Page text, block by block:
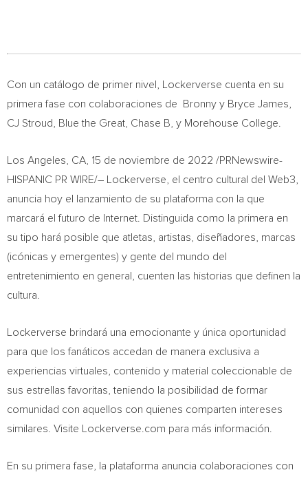
Con un catálogo de primer nivel, Lockerverse cuenta en su
primera fase con colaboraciones de Bronny y Bryce James
CJ Stroud, Blue the Great, Chase B, y Morehouse College
Los Angeles, CA 15 de noviembre de 2022 /PRNewswire-
HISPANIC PR WIRE/– Lockerverse, el centro cultural del Web3,
anuncia hoy el lanzamiento de su plataforma con la que
marcará el futuro de Internet. Distinguida como la primera en
su tipo hará posible que atletas, artistas, diseñadores, marcas
(icónicas y emergentes) y gente del mundo del
entretenimiento en general, cuenten las historias que definen la
cultura.
Lockerverse brindará una emocionante y única oportunidad
para que los fanáticos accedan de manera exclusiva a
experiencias virtuales, contenido y material coleccionable de
sus estrellas favoritas, teniendo la posibilidad de formar
comunidad con aquellos con quienes comparten intereses
similares. Visite Lockerverse.com para más información.
En su primera fase, la plataforma anuncia colaboraciones con